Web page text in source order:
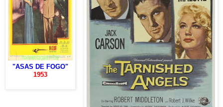
"ASAS DE FOGO"
1953